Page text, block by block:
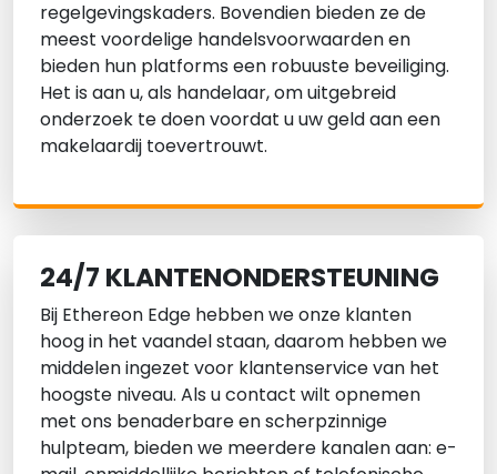
regelgevingskaders. Bovendien bieden ze de
meest voordelige handelsvoorwaarden en
bieden hun platforms een robuuste beveiliging.
Het is aan u, als handelaar, om uitgebreid
onderzoek te doen voordat u uw geld aan een
makelaardij toevertrouwt.
24/7 KLANTENONDERSTEUNING
Bij Ethereon Edge hebben we onze klanten
hoog in het vaandel staan, daarom hebben we
middelen ingezet voor klantenservice van het
hoogste niveau. Als u contact wilt opnemen
met ons benaderbare en scherpzinnige
hulpteam, bieden we meerdere kanalen aan: e-